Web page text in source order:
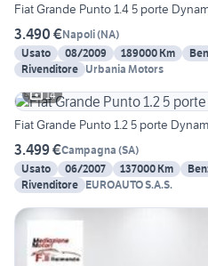
Fiat Grande Punto 1.4 5 porte
3.490 €Napoli(NA)
Usato
08/2009 189000 Km
Rivenditore Urbania Motors
14
Fiat Grande Punto 1.2 5 porte
3.499 €Campagna (SA)
Usato
06/2007 137000 Km
Rivenditore EUROAUTO S.A.S.